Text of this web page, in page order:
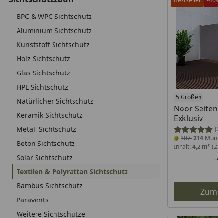
BPC & WPC Sichtschutz
Aluminium Sichtschutz
Kunststoff Sichtschutz
Holz Sichtschutz
Glas Sichtschutz
HPL Sichtschutz
Natürlicher Sichtschutz
Keramik Sichtschutz
Metall Sichtschutz
Beton Sichtschutz
Solar Sichtschutz
Textilen & Polyrattan Sichtschutz
Bambus Sichtschutz
Paravents
Weitere Sichtschutze
5 Größen
Noor
Exklusiv
107214
Inhalt: 4,2 m²
-